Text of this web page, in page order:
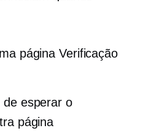
página Verificação
de esperar o
página